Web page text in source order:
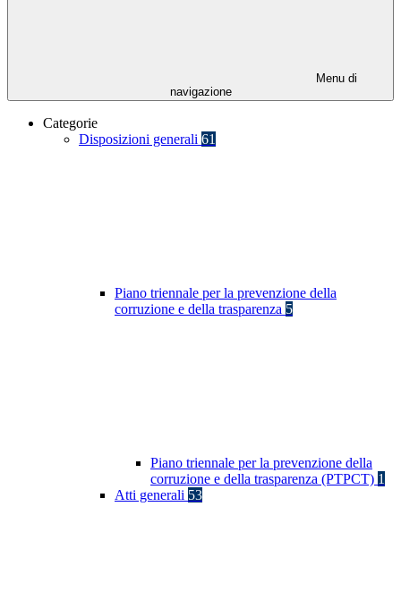
Menu di
navigazione
Categorie
Disposizioni generali 61
Piano triennale per la prevenzione della
corruzione e della trasparenza 5
Piano triennale per la prevenzione della
corruzione e della trasparenza (PTPCT) 1
Atti generali 53